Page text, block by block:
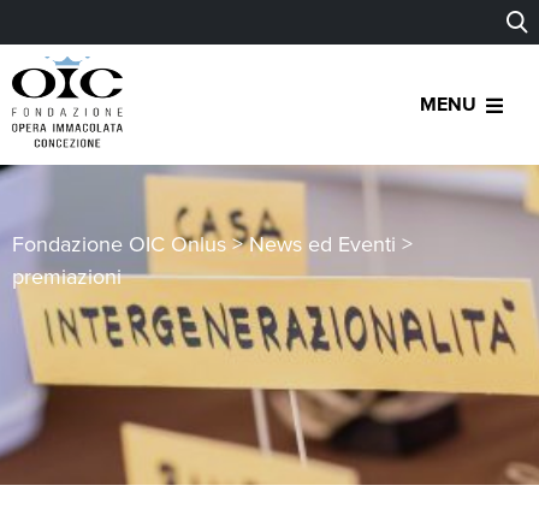
MENU
Fondazione OIC Onlus >News ed Eventi >
premiazioni